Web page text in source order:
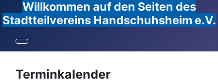
Willkommen auf den Seiten des
Stadtteilvereins Handschuhsheim e.V.
Terminkalender